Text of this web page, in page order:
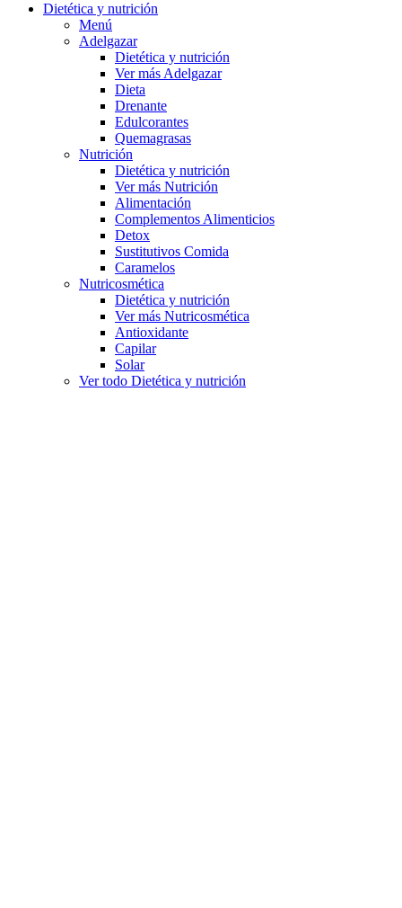
Dietética y nutrición
Menú
Adelgazar
Dietética y nutrición
Ver más Adelgazar
Dieta
Drenante
Edulcorantes
Quemagrasas
Nutrición
Dietética y nutrición
Ver más Nutrición
Alimentación
Complementos Alimenticios
Detox
Sustitutivos Comida
Caramelos
Nutricosmética
Dietética y nutrición
Ver más Nutricosmética
Antioxidante
Capilar
Solar
Ver todo Dietética y nutrición